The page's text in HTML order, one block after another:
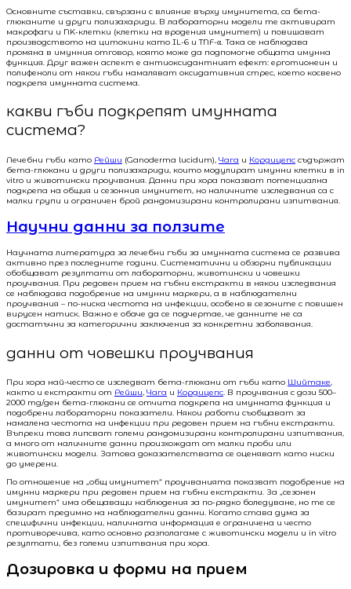
Основните съставки, свързани с влияние върху имунитета, са бета-
глюканите и други полизахариди. В лабораторни модели те активират
макрофаги и NK-клетки (клетки на вродения имунитет) и повишават
производството на цитокини като IL-6 и TNF-α. Така се наблюдава
промяна в имунния отговор, която може да подпомогне общата имунна
функция. Друг важен аспект е антиоксидантният ефект: ерготионеин и
полифеноли от някои гъби намаляват оксидативния стрес, което косвено
подкрепя имунната система.
какви гъби подкрепят имунната
система?
Лечебни гъби като Рейши (Ganoderma lucidum), Чага и Кордицепс съдържат
бета-глюкани и други полизахариди, които модулират имунни клетки в in
vitro и животински проучвания. Данни при хора показват потенциална
подкрепа на общия и сезонния имунитет, но наличните изследвания са с
малки групи и ограничен брой рандомизирани контролирани изпитвания.
Научни данни за ползите
Научната литература за лечебни гъби за имунната система се развива
активно през последните години. Систематични и обзорни публикации
обобщават резултати от лабораторни, животински и човешки
проучвания. При редовен прием на гъбни екстракти в някои изследвания
се наблюдава подобрение на имунни маркери, а в наблюдателни
проучвания – по-ниска честота на инфекции, особено в сезоните с повишен
вирусен натиск. Важно е обаче да се подчертае, че данните не са
достатъчни за категорични заключения за конкретни заболявания.
данни от човешки проучвания
При хора най-често се изследват бета-глюкани от гъби като Шийтаке,
както и екстракти от Рейши, Чага и Кордицепс. В проучвания с дози 500–
2000 mg/ден бета-глюкани се отчита подкрепа на имунната функция и
подобрени лабораторни показатели. Някои работи съобщават за
намалена честота на инфекции при редовен прием на гъбни екстракти.
Въпреки това липсват големи рандомизирани контролирани изпитвания,
а много от наличните данни произхождат от малки проби или
животински модели. Затова доказателствата се оценяват като ниски
до умерени.
По отношение на „общ имунитет“ проучванията показват подобрение на
имунни маркери при редовен прием на гъбни екстракти. За „сезонен
имунитет“ има обещаващи наблюдения за по-рядко боледуване, но те се
базират предимно на наблюдателни данни. Когато става дума за
специфични инфекции, наличната информация е ограничена и често
противоречива, като основно разполагаме с животински модели и in vitro
резултати, без големи изпитвания при хора.
Дозировка и форми на прием